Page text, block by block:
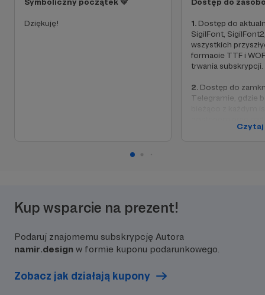
Dziękuję! 1. Dostęp do
SigilFont,
wszystkich
formacie TTF i
trwania subskrypcji.
2. Dostęp do
Telegramie, gdzie
wersjami i nowymi
oraz VeeFont
Kup wsparcie na prezent!
Podaruj znajomemu subskrypcję Autora
namir.design w formie kuponu podarunkowego.
Zobacz jak działają kupony